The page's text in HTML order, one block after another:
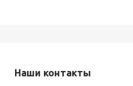
Наши контакты